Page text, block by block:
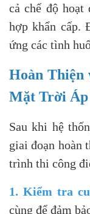
cả chế độ
hợp khẩn cấp.
ứng các tình
Hoàn Thiện
Mặt Trời
Sau khi hệ
giai đoạn hoàn
trình thi công
1. Kiểm tra
cùng để đảm